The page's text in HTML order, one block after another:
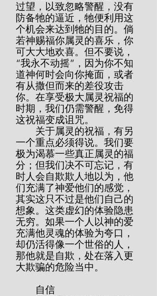
过望，以致忽略警醒，没有
防备牠的逼近，牠便利用这
个机会来达到牠的目的。倘
若神赐福你属灵的喜乐，你
可大大地欢喜。但不要说，
“我永不动摇”，因为你不知
道神何时会向你掩面，或者
有从撒但而来的差役攻击
你。在享受极大属灵祝福的
时期，我们仍需警醒，免得
这祝福变成诅咒。
一个重点必须得说。我们要
极为渴慕一些真正属灵的福
分；但我们决不可忘记，有
时人会自欺欺人地以为，他
们充满了神爱他们的感觉，
其实这只不过是他们自己的
想象。这类虚幻的体验隐患
无穷。如果一个人以神的爱
充满他灵魂的体验为夸口，
却仍活得像一个世俗的人，
那他就是自欺，处在落入更
大欺骗的危险当中。
        自信